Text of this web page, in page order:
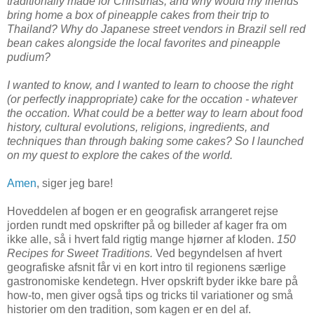
bring home a box of pineapple cakes from their trip to
Thailand? Why do Japanese street vendors in Brazil sell red
bean cakes alongside the local favorites and pineapple
pudium?
I wanted to know, and I wanted to learn to choose the right
(or perfectly inappropriate) cake for the occation - whatever
the occation. What could be a better way to learn about food
history, cultural evolutions, religions, ingredients, and
techniques than through baking some cakes? So I launched
on my quest to explore the cakes of the world.
Amen, siger jeg bare!
Hoveddelen af bogen er en geografisk arrangeret rejse
jorden rundt med opskrifter på og billeder af kager fra om
ikke alle, så i hvert fald rigtig mange hjørner af kloden. 150
Recipes for Sweet Traditions. Ved begyndelsen af hvert
geografiske afsnit får vi en kort intro til regionens særlige
gastronomiske kendetegn. Hver opskrift byder ikke bare på
how-to, men giver også tips og tricks til variationer og små
historier om den tradition, som kagen er en del af.